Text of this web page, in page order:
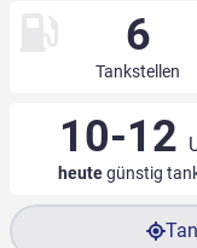
6
Tankstellen
10-12
heutegünstig